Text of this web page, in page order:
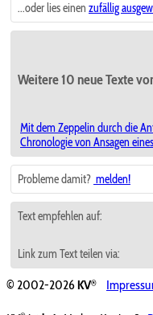
...oder lies einen zufällig
Weitere 10 neue Texte
Mit dem Zeppelin durch die
Chronologie von Ansagen
Probleme damit? melden!
Text empfehlen auf:
Link zum Text teilen via:
© 2002-2026KV®